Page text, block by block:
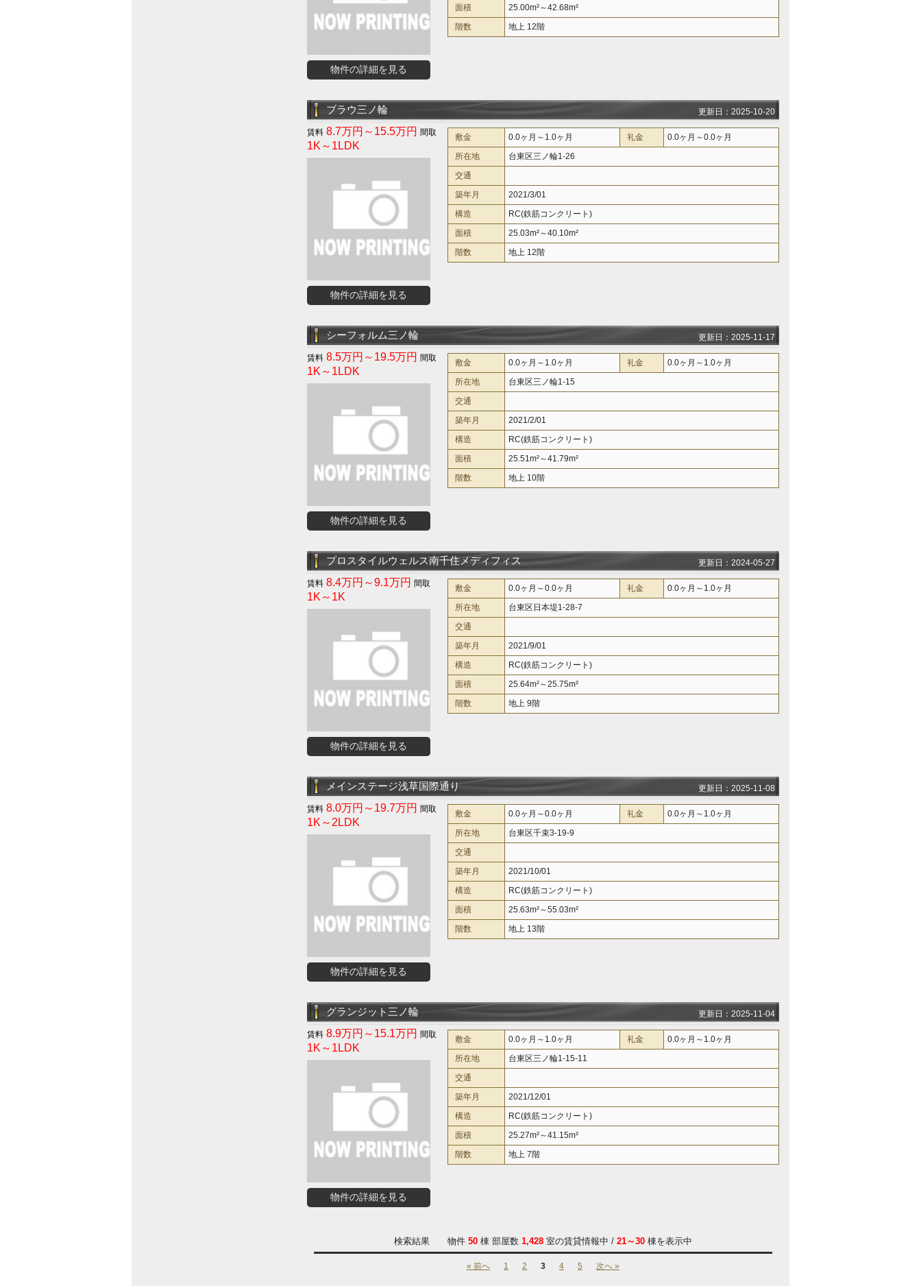
物件の詳細を見る
面積
25.00m²～42.68m²
階数
地上 12階
ブラウ三ノ輪 更新日：2025-10-20
8.7万円～15.5万円
1K～1LDK
物件の詳細を見る
敷金 0.0ヶ月～1.0ヶ月 礼金
0.0ヶ月～0.0ヶ月
所在地
台東区三ノ輪1-26
交通
築年月
2021/3/01
構造
RC(鉄筋コンクリート)
面積
25.03m²～40.10m²
階数
地上 12階
シーフォルム三ノ輪 更新日：2025-11-17
8.5万円～19.5万円
1K～1LDK
物件の詳細を見る
敷金 0.0ヶ月～1.0ヶ月 礼金
0.0ヶ月～1.0ヶ月
所在地
台東区三ノ輪1-15
交通
築年月
2021/2/01
構造
RC(鉄筋コンクリート)
面積
25.51m²～41.79m²
階数
地上 10階
プロスタイルウェルス南千住メディフィス 更新日：2024-05-27
8.4万円～9.1万円
1K～1K
物件の詳細を見る
敷金 0.0ヶ月～0.0ヶ月 礼金
0.0ヶ月～1.0ヶ月
所在地
台東区日本堤1-28-7
交通
築年月
2021/9/01
構造
RC(鉄筋コンクリート)
面積
25.64m²～25.75m²
階数
地上 9階
メインステージ浅草国際通り 更新日：2025-11-08
8.0万円～19.7万円
1K～2LDK
物件の詳細を見る
敷金 0.0ヶ月～0.0ヶ月 礼金
0.0ヶ月～1.0ヶ月
所在地
台東区千束3-19-9
交通
築年月
2021/10/01
構造
RC(鉄筋コンクリート)
面積
25.63m²～55.03m²
階数
地上 13階
グランジット三ノ輪 更新日：2025-11-04
8.9万円～15.1万円
1K～1LDK
物件の詳細を見る
敷金 0.0ヶ月～1.0ヶ月 礼金
0.0ヶ月～1.0ヶ月
所在地
台東区三ノ輪1-15-11
交通
築年月
2021/12/01
構造
RC(鉄筋コンクリート)
面積
25.27m²～41.15m²
階数
地上 7階
検索結果 物件 50 棟 部屋数 1,428 室の賃貸情報中 / 21～30 棟を表示中
« 前へ 1 2 3 4 5 次へ »